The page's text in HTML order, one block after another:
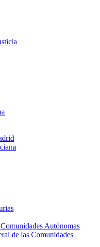
Autónomas
de las Comunidades